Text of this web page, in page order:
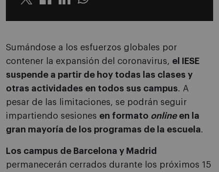
Twitter LinkedinWhatsapp
Sumándose a los esfuerzos globales por
contener la expansión del coronavirus, el IESE
suspende a partir de hoy todas las clases y
otras actividades en todos sus campus. A
pesar de las limitaciones, se podrán seguir
impartiendo sesiones en formato onlineen la
gran mayoría de los programas de la escuela.
Los campus de Barcelona y Madrid
permanecerán cerrados durante los próximos 15